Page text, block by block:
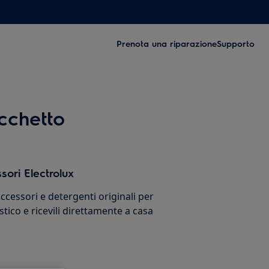
Prenota una riparazioneSupporto
Electrolux
e detergenti originali per
e ricevili direttamente a casa